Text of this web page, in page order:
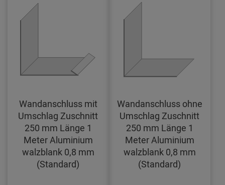
Wandanschluss mit
Umschlag Zuschnitt
250 mm Länge 1
Meter Aluminium
walzblank 0,8 mm
(Standard)
Wandanschluss ohne
Umschlag Zuschnitt
250 mm Länge 1
Meter Aluminium
walzblank 0,8 mm
(Standard)